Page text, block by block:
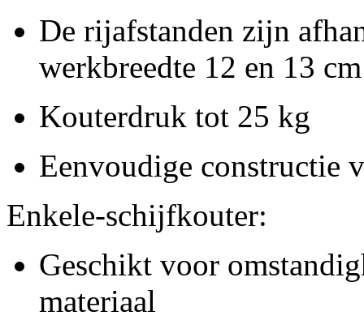
De rijafstanden zijn
werkbreedte 12 en 13 cm
Kouterdruk tot 25 kg
Eenvoudige constructie
Enkele-schijfkouter:
Geschikt voor
materiaal